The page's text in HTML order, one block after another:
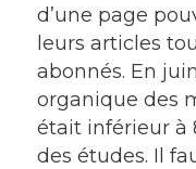
d’une page
leurs articles
abonnés. En
organique des
était inférieur à
des études. Il